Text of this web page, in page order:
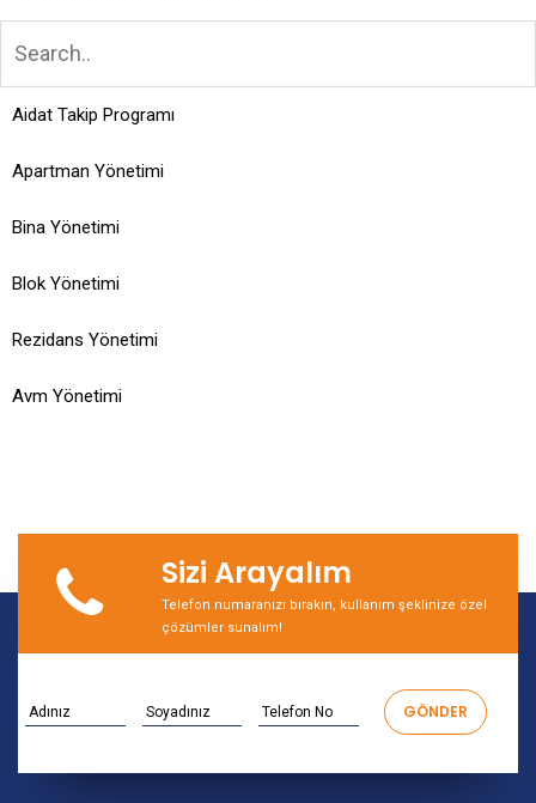
Aidat Takip Programı
Apartman Yönetimi
Bina Yönetimi
Blok Yönetimi
Rezidans Yönetimi
Avm Yönetimi
Sizi Arayalım
Telefon numaranızı bırakın, kullanım şeklinize özel
çözümler sunalım!